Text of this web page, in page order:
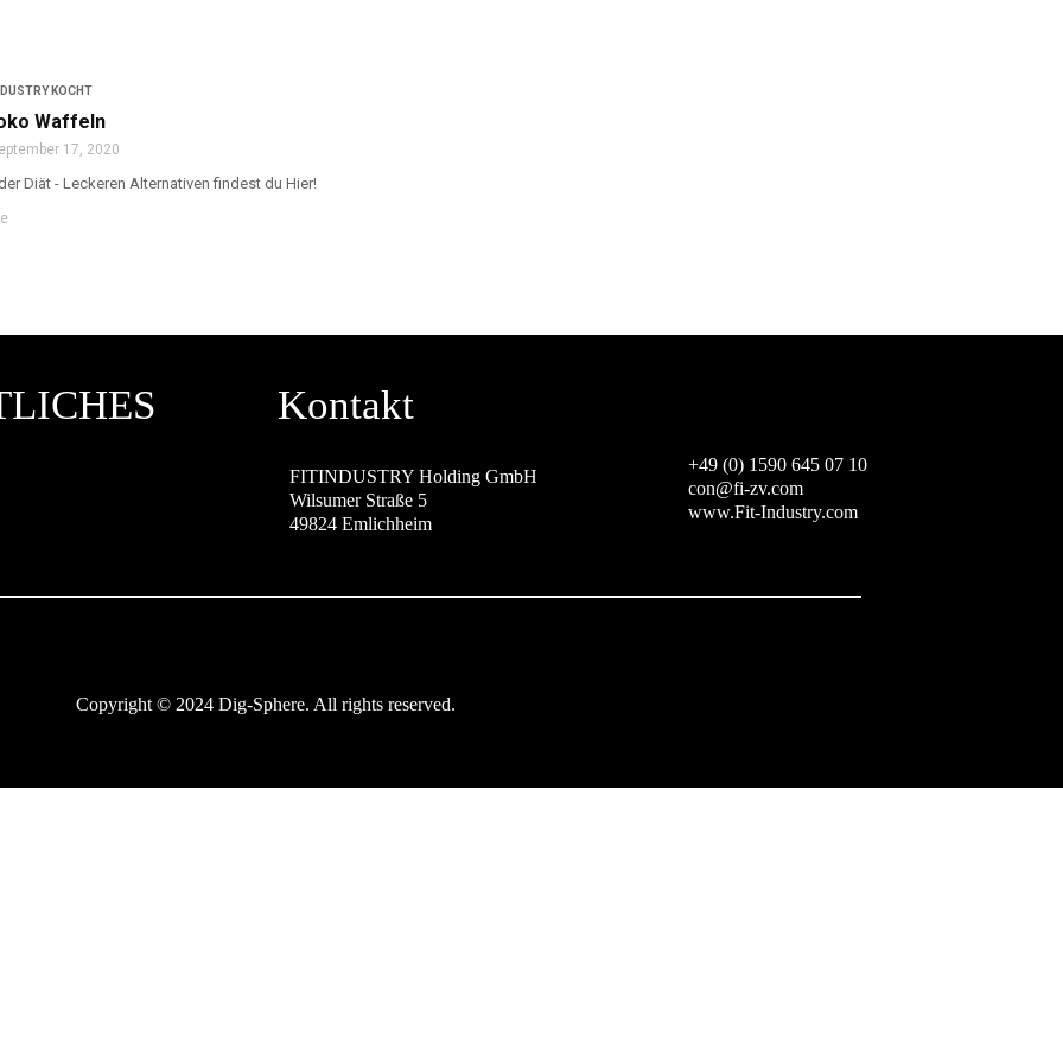
KOCHT
Waffeln
17, 2020
Diät - Leckeren Alternativen findest du Hier!
Kontakt
FITINDUSTRY Holding GmbH
Wilsumer Straße 5
49824 Emlichheim
+49 (0) 1590 645 07 10
con@fi-zv.com
www.Fit-Industry.com
Copyright © 2024 Dig-Sphere. All rights reserved.